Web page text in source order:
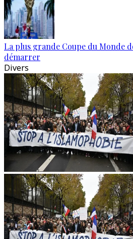
La plus grande Coupe du Monde
démarrer
Divers